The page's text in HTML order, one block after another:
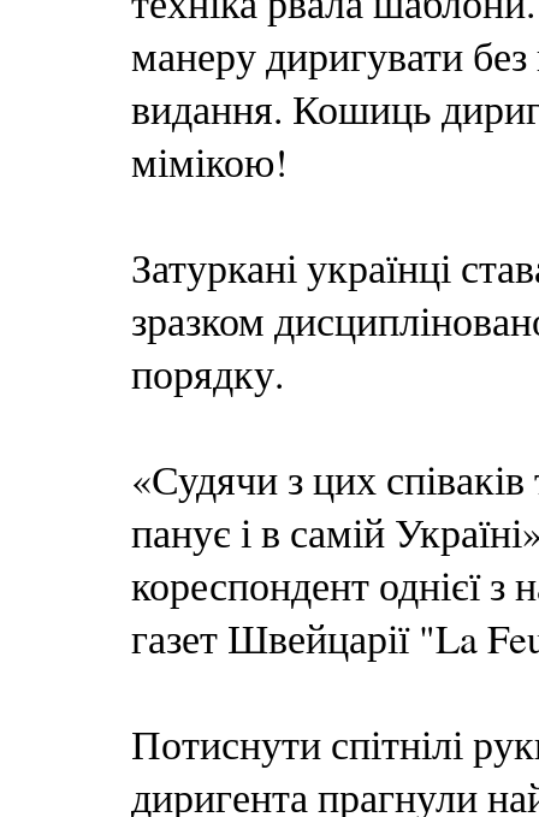
манеру диригувати
видання. Кошиць
мімікою!
Затуркані українці
зразком
порядку.
«Судячи з цих
панує і в самій
кореспондент однієї
газет Швейцарії "La
Потиснути спітнілі
диригента прагнули